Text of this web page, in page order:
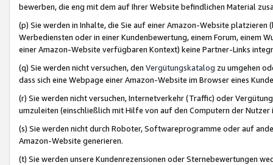
bewerben, die eng mit dem auf Ihrer Website befindlichen Material
(p) Sie werden in Inhalte, die Sie auf einer Amazon-Website
Werbediensten oder in einer Kundenbewertung, einem Forum, einem
einer Amazon-Website verfügbaren Kontext) keine Partner-Links
(q) Sie werden nicht versuchen, den Vergütungskatalog zu umgehen
dass sich eine Webpage einer Amazon-Website im Browser eines
(r) Sie werden nicht versuchen, Internetverkehr (Traffic) oder
umzuleiten (einschließlich mit Hilfe von auf den Computern der
(s) Sie werden nicht durch Roboter, Softwareprogramme oder auf
Amazon-Website generieren.
(t) Sie werden unsere Kundenrezensionen oder Sternebewertungen